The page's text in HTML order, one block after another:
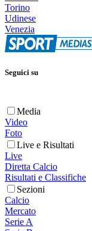
Torino
Udinese
Venezia
Seguici su
Media
Video
Foto
Live e Risultati
Live
Diretta Calcio
Risultati e Classifiche
Sezioni
Calcio
Mercato
Serie A